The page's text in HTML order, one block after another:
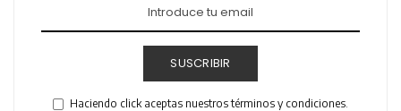
SUSCRIBIR
Haciendo click aceptas nuestros términos y condiciones.